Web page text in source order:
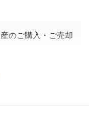
のご購入・ご売却
サービスにつきま
大変嬉しく存じま